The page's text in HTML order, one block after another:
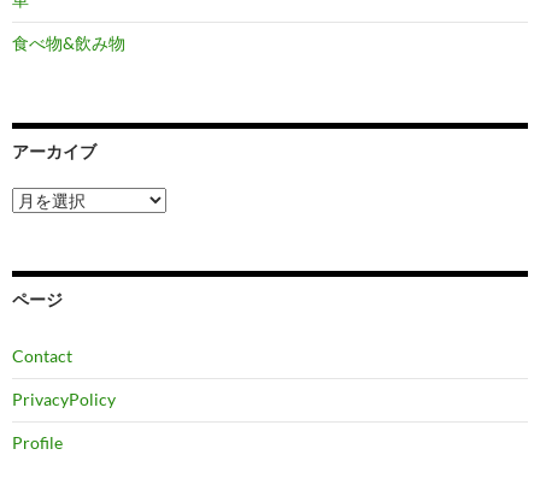
食べ物&飲み物
アーカイブ
ア
ー
ブ
ページ
Contact
PrivacyPolicy
Profile